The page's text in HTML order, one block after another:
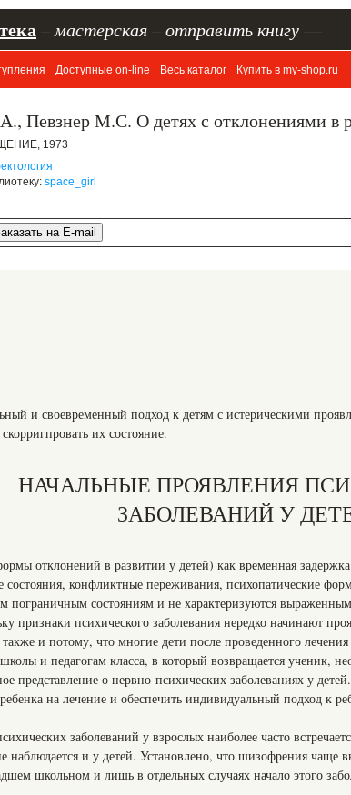
мастерская отправить книгу
Доступные on-line Весь каталог Купить в my-shop.ru
Певзнер М.С. О детях с отклонениями в
1973
space_girl
и своевременный подход к детям с истерическими
их состояние.
НАЧАЛЬНЫЕ ПРОЯВЛЕНИЯ
ЗАБОЛЕВАНИЙ У
отклонений в развитии у детей) как временная
состояния, конфликтные переживания, психопатические
пограничным состояниям и не характеризуются
признаки психического заболевания нередко начинают
также и потому, что многие дети после проведенного
и педагогам класса, в который возвращается ученик,
представление о нервно-психических заболеваниях у
на лечение и обеспечить индивидуальный подход к
заболеваний у взрослых наиболее часто
наблюдается и у детей. Установлено, что шизофрения чаще
школьном и лишь в отдельных случаях начало этого